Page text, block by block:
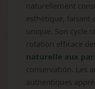
naturellement
esthétique, faisant
unique. Son cycle
rotation efficace
naturelle aux
conservation. Les
authentiques